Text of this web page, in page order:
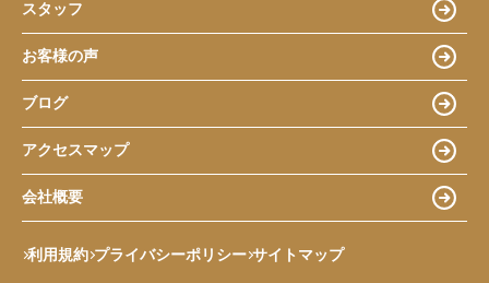
スタッフ
お客様の声
ブログ
アクセスマップ
会社概要
利用規約 プライバシーポリシー サイトマップ